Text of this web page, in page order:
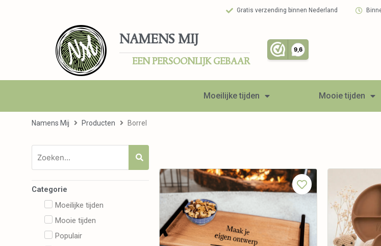
Gratis verzending binnen Nederland
NAMENS MIJ
EEN PERSOONLIJK GEBAAR
Moeilijke tijden Mooie tijden
Namens Mij Producten Borrel
Categorie
Moeilijke tijden
Mooie tijden
Populair